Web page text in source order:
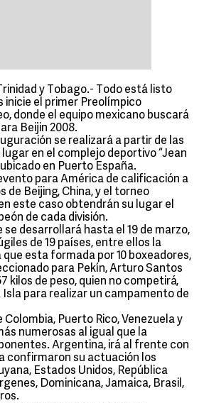
y Tobago.- Todo está listo
inicie el primer Preolímpico
donde el equipo mexicano buscará
Beijin 2008.
se realizará a partir de las
en el complejo deportivo “Jean
en Puerto España.
para América de calificación a
de Beijing, China, y el torneo
este caso obtendrán su lugar el
de cada división.
se desarrollará hasta el 19 de marzo,
de 19 países, entre ellos la
esta formada por 10 boxeadores,
para Pekín, Arturo Santos
kilos de peso, quien no competirá,
para realizar un campamento de
Colombia, Puerto Rico, Venezuela y
numerosas al igual que la
Argentina, irá al frente con
confirmaron su actuación los
Estados Unidos, República
Dominicana, Jamaica, Brasil,